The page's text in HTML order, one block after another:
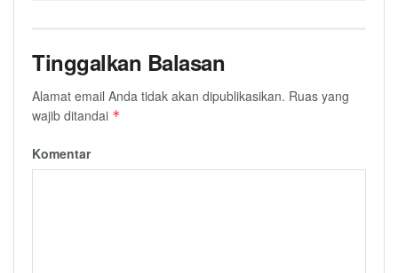
Tinggalkan Balasan
Alamat email Anda tidak akan dipublikasikan. Ruas yang
wajib ditandai *
Komentar